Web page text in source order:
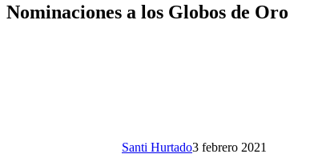
Nominaciones a los Globos de Oro
Santi Hurtado3 febrero 2021